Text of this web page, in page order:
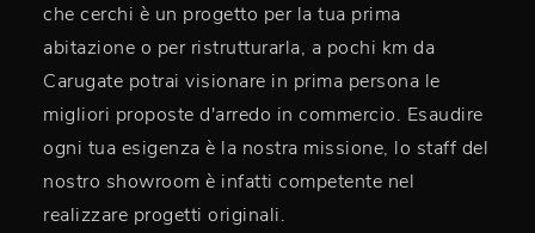
che cerchi è un progetto per la tua prima
abitazione o per ristrutturarla, a pochi km da
Carugate potrai visionare in prima persona le
migliori proposte d'arredo in commercio. Esaudire
ogni tua esigenza è la nostra missione, lo staff del
nostro showroom è infatti competente nel
realizzare progetti originali.